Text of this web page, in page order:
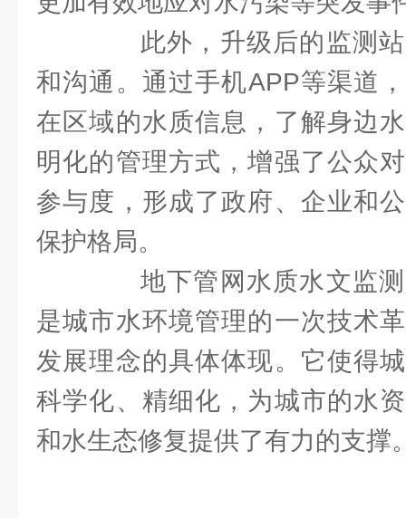
此外，升级后的监测站
和沟通。通过手机APP等渠道
在区域的水质信息，了解身边
明化的管理方式，增强了公众
参与度，形成了政府、企业和
保护格局。
地下管网水质水文监测
是城市水环境管理的一次技术
发展理念的具体体现。它使得
科学化、精细化，为城市的水
和水生态修复提供了有力的支撑